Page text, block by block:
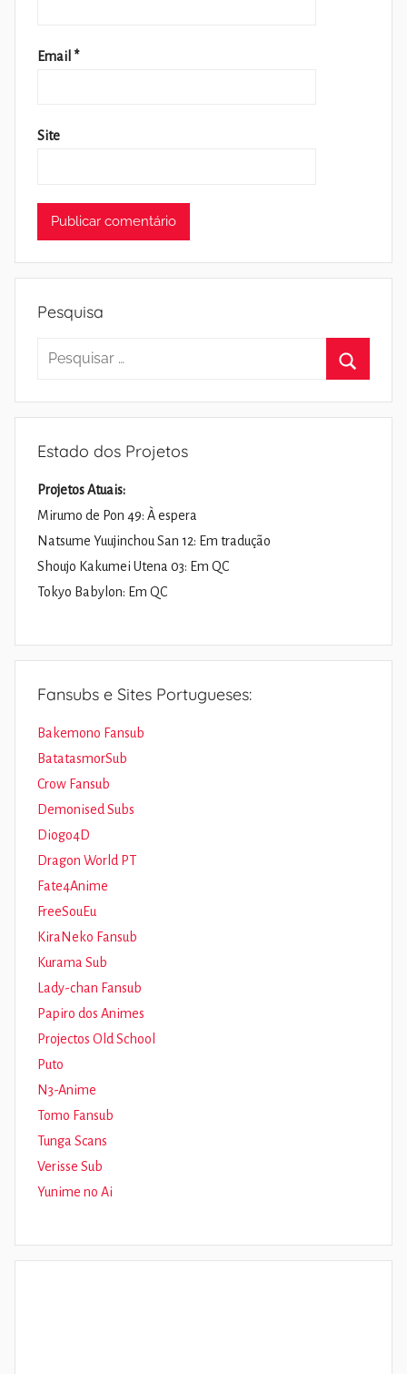
Email *
Site
Pesquisa
Pesquisar
Estado dos Projetos
Projetos Atuais:
Mirumo de Pon 49: À espera
Natsume Yuujinchou San 12: Em tradução
Shoujo Kakumei Utena 03: Em QC
Tokyo Babylon: Em QC
Fansubs e Sites Portugueses:
Bakemono Fansub
BatatasmorSub
Crow Fansub
Demonised Subs
Diogo4D
Dragon World PT
Fate4Anime
FreeSouEu
KiraNeko Fansub
Kurama Sub
Lady-chan Fansub
Papiro dos Animes
Projectos Old School
Puto
N3-Anime
Tomo Fansub
Tunga Scans
Verisse Sub
Yunime no Ai